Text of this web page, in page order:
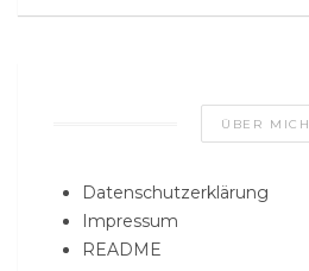
ÜBER MICH
Datenschutzerklärung
Impressum
README